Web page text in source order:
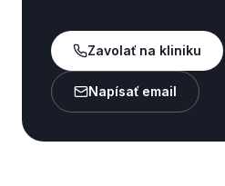
Zavolať na kliniku
Napísať email